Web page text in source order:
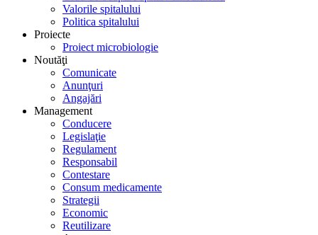
Valorile spitalului
Politica spitalului
Proiecte
Proiect microbiologie
Noutăţi
Comunicate
Anunţuri
Angajări
Management
Conducere
Legislaţie
Regulament
Responsabil
Contestare
Consum medicamente
Strategii
Economic
Reutilizare